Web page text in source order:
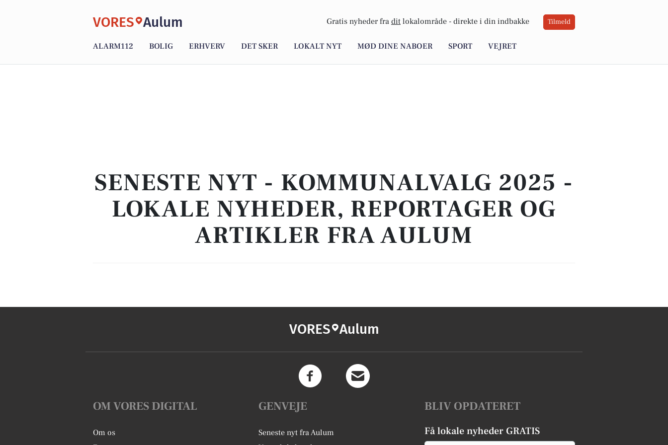
VORES Aulum Gratis nyheder fra dit lokalområde - direkte i din indbakke Tilmeld
ALARM112 BOLIG ERHVERV DET SKER LOKALT NYT MØD DINE NABOER SPORT VEJRET
SENESTE NYT - KOMMUNALVALG 2025 -
LOKALE NYHEDER, REPORTAGER OG
ARTIKLER FRA AULUM
VORES Aulum
OM VORES DIGITAL
Om os
GENVEJE
Seneste nyt fra Aulum
BLIV OPDATERET
Få lokale nyheder GRATIS